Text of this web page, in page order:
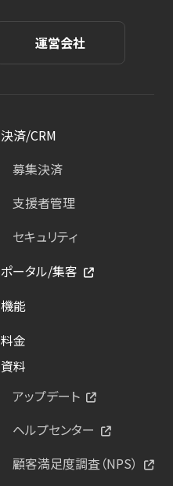
運営会社
決済/CRM
募集決済
支援者管理
セキュリティ
ポータル/集客
機能
料金
資料
アップデート
ヘルプセンター
顧客満足度調査（NPS）